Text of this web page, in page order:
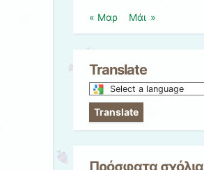
« Μαρ Μάι »
Translate
Select
a
language
this
Translate
Πρόσφατα σχόλια